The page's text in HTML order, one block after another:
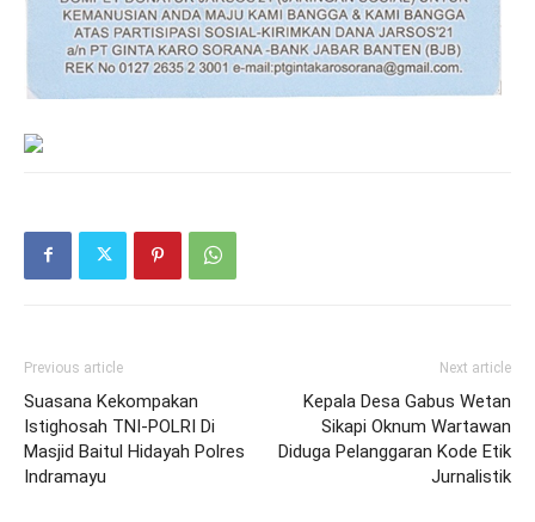
Previous article
Suasana Kekompakan
Istighosah TNI-POLRI Di
Masjid Baitul Hidayah Polres
Indramayu
Next article
Kepala Desa Gabus Wetan
Sikapi Oknum Wartawan
Diduga Pelanggaran Kode Etik
Jurnalistik